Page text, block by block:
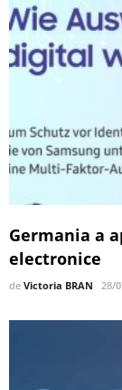
Germania a
electronice
de Victoria BRAN 28/